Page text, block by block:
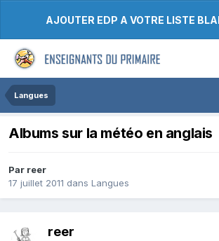
AJOUTER EDP A VOTRE LISTE
Langues
Albums sur la météo en anglais
Par reer
17 juillet 2011 dans Langues
reer